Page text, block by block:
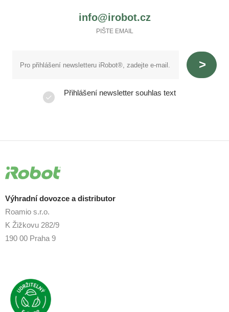
info@irobot.cz
PIŠTE EMAIL
Přihlášení newsletter souhlas text
Výhradní dovozce a distributor
Roamio s.r.o.
K Žižkovu 282/9
190 00 Praha 9